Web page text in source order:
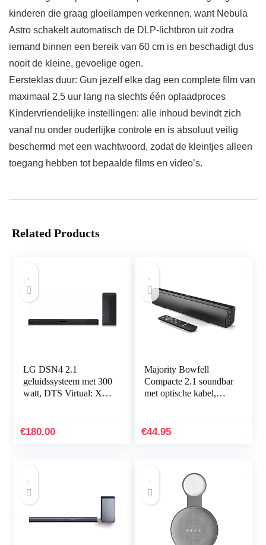
kinderen die graag gloeilampen verkennen, want Nebula
Astro schakelt automatisch de DLP-lichtbron uit zodra
iemand binnen een bereik van 60 cm is en beschadigt dus
nooit de kleine, gevoelige ogen.
Eersteklas duur: Gun jezelf elke dag een complete film van
maximaal 2,5 uur lang na slechts één oplaadproces
Kindervriendelijke instellingen: alle inhoud bevindt zich
vanaf nu onder ouderlijke controle en is absoluut veilig
beschermd met een wachtwoord, zodat de kleintjes alleen
toegang hebben tot bepaalde films en video’s.
Related Products
LG DSN4 2.1
geluidssysteem met 300
watt, DTS Virtual: X,
€180.00
Majority Bowfell
Compacte 2.1 soundbar
met optische kabel,
voor tv en pc…
€44.95